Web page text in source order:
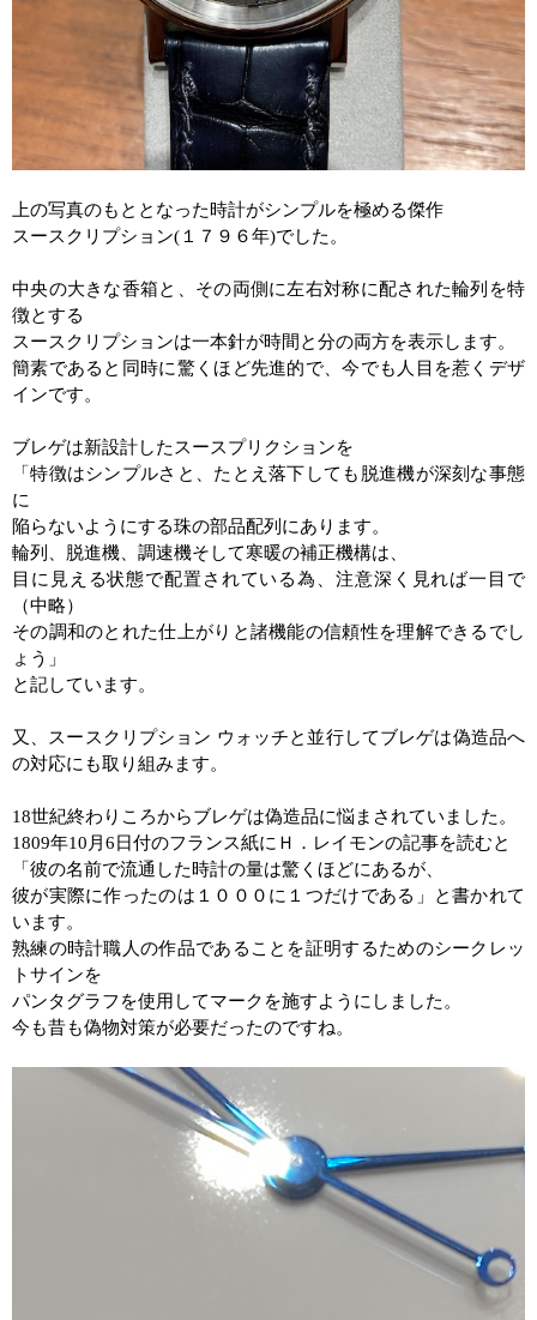
上の写真のもととなった時計がシンプルを極める傑作
スースクリプション( １７９６年)でした。
中央の大きな香箱と、その両側に左右対称に配された輪列を特
徴とする
スースクリプションは一本針が時間と分の両方を表示します。
簡素であると同時に驚くほど先進的で、今でも人目を惹くデザ
インです。
ブレゲは新設計したスースプリクションを
「特徴はシンプルさと、 たとえ落下しても脱進機が深刻な事態
に
陥らないようにする珠の部品配列にあります。
輪列、脱進機、調速機そして寒暖の補正機構は、
目に見える状態で配置されている為、注意深く見れば一目で
（中略）
その調和のとれた仕上がりと諸機能の信頼性を理解できるでし
ょう」
と記しています。
又、スースクリプション ウォッチと並行してブレゲは偽造品へ
の対応にも取り組みます。
18世紀終わりころからブレゲは偽造品に悩まされていました。
1809年10 月 6 日付のフランス紙にＨ．レイモンの記事を読むと
「彼の名前で流通した時計の量は驚くほどにあるが、
彼が実際に作ったのは１０００に１つだけである」と書かれて
います。
熟練の時計職人の作品であることを証明するためのシークレッ
トサインを
パンタグラフを使用してマークを施すようにしました。
今も昔も偽物対策が必要だったのですね。